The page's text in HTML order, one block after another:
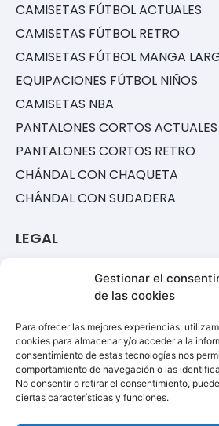
Gestionar el
de las cookies
Para ofrecer las mejores experiencias,
cookies para almacenar y/o acceder a la
consentimiento de estas tecnologías nos
comportamiento de navegación o las
No consentir o retirar el consentimiento,
ciertas características y funciones.
CAMISETAS FÚTBOL ACTUALES
CAMISETAS FÚTBOL RETRO
CAMISETAS FÚTBOL MANGA
EQUIPACIONES FÚTBOL NIÑOS
CAMISETAS NBA
PANTALONES CORTOS ACTUALES
PANTALONES CORTOS RETRO
CHÁNDAL CON CHAQUETA
CHÁNDAL CON SUDADERA
LEGAL
POLÍTICA DE COOKIES
TÉRMINOS Y CONDICIONES
POLÍTICA DE PRIVACIDAD
AVISO LEGAL
SOPORTE